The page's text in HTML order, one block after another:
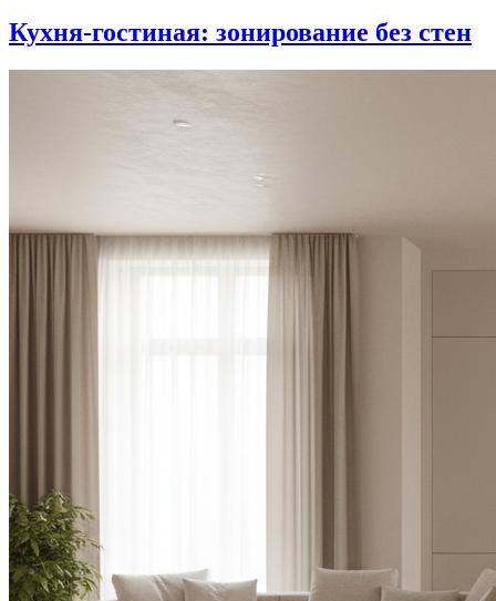
Кухня-гостиная: зонирование без стен